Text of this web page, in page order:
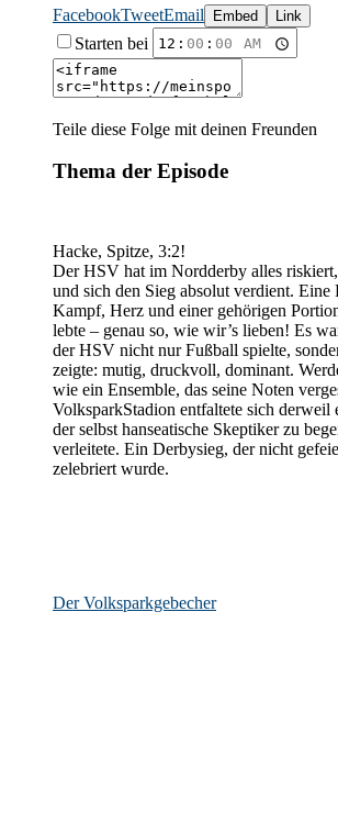
FacebookTweetEmail Embed Link
Starten bei
Teile diese Folge mit deinen Freunden
Thema der Episode
Hacke, Spitze, 3:2!
Der HSV hat im Nordderby alles
und sich den Sieg absolut verdient. Eine
Kampf, Herz und einer gehörigen
lebte – genau so, wie wir’s lieben! Es
der HSV nicht nur Fußball spielte,
zeigte: mutig, druckvoll, dominant.
wie ein Ensemble, das seine Noten
VolksparkStadion entfaltete sich derweil
der selbst hanseatische Skeptiker zu
verleitete. Ein Derbysieg, der nicht
zelebriert wurde.
Der Volksparkgebecher